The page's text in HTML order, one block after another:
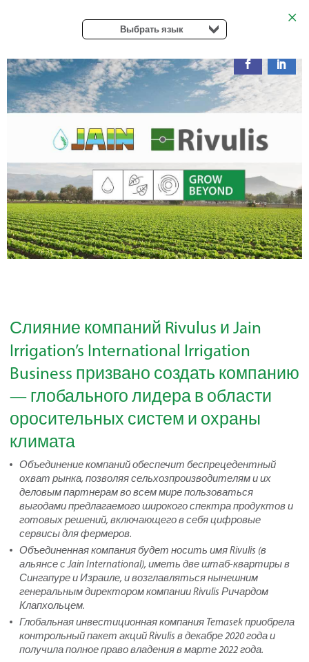
Выбрать язык
Слияние компаний Rivulus и Jain
Irrigation’s International Irrigation
Business призвано создать компанию
— глобального лидера в области
оросительных систем и охраны
климата
Объединение компаний обеспечит беспрецедентный
охват рынка, позволяя сельхозпроизводителям и их
деловым партнерам во всем мире пользоваться
выгодами предлагаемого широкого спектра продуктов и
готовых решений, включающего в себя цифровые
сервисы для фермеров.
Объединенная компания будет носить имя Rivulis (в
альянсе с Jain International), иметь две штаб-квартиры в
Сингапуре и Израиле, и возглавляться нынешним
генеральным директором компании Rivulis Ричардом
Клапхольцем.
Глобальная инвестиционная компания Temasek приобрела
контрольный пакет акций Rivulis в декабре 2020 года и
получила полное право владения в марте 2022 года.